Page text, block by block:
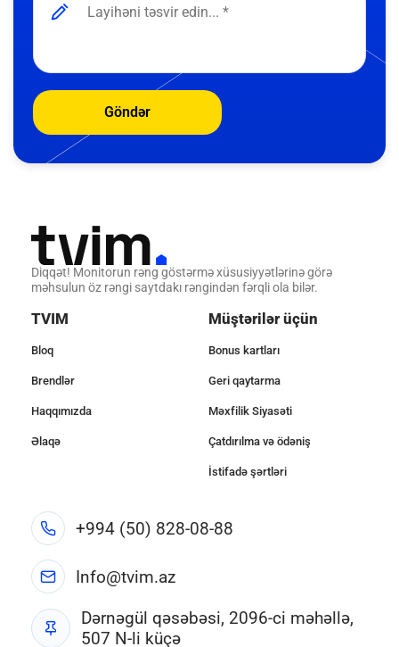
Göndər
Diqqət! Monitorun rəng göstərmə xüsusiyyətlərinə görə
məhsulun öz rəngi saytdakı rəngindən fərqli ola bilər.
TVIM
Bloq
Brendlər
Haqqımızda
Əlaqə
Müştərilər üçün
Bonus kartları
Geri qaytarma
Məxfilik Siyasəti
Çatdırılma və ödəniş
İstifadə şərtləri
+994 (50) 828-08-88
Info@tvim.az
Dərnəgül qəsəbəsi, 2096-ci məhəllə,
507 N-li küçə